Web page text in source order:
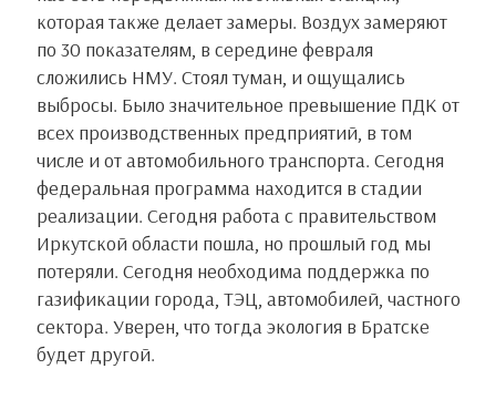
которая также делает замеры. Воздух замеряют
по 30 показателям, в середине февраля
сложились НМУ. Стоял туман, и ощущались
выбросы. Было значительное превышение ПДК от
всех производственных предприятий, в том
числе и от автомобильного транспорта. Сегодня
федеральная программа находится в стадии
реализации. Сегодня работа с правительством
Иркутской области пошла, но прошлый год мы
потеряли. Сегодня необходима поддержка по
газификации города, ТЭЦ, автомобилей, частного
сектора. Уверен, что тогда экология в Братске
будет другой.